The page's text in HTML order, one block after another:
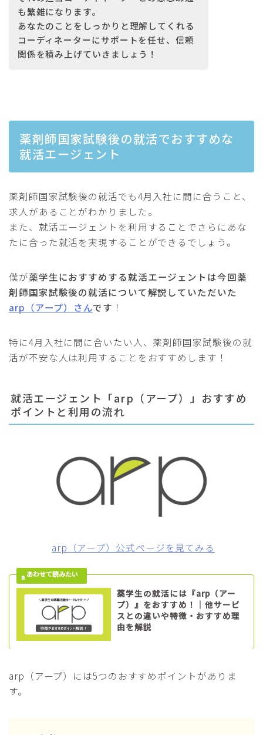
も繁雑になります。
あなたのことをしっかりと理解してくれる
コーディネーターにサポートを任せ、信頼
関係を積み上げていきましょう！
薬剤師国家試験後の就活でおすすめな
就活エージェント
薬剤師国家試験後の就活でも4月入社に間に合うこと、
求人があることがわかりました。
また、就活エージェントを利用することでさらにあな
たに合った就活を実現することができるでしょう。
僕が薬学生におすすめする就活エージェントは今回薬
剤師国家試験後の就活について解説していただいた
arp（アープ）さんです ！
特に4月入社に間に合いたい人、薬剤師国家試験後の就
活が不安な人は利用することをおすすめします！
就活エージェント「arp（アープ）」おすすめ
ポイントと利用の流れ
arp（アープ）公式ページを見てみる
薬学生の就活には『arp（アー
プ）』をおすすめ！｜他サービ
スとの違いや特徴・おすすめ理
由を解説
arp（アープ）には5つのおすすめポイントがありま
す。